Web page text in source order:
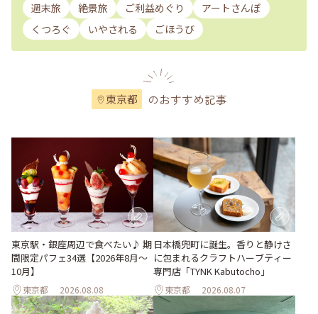
週末旅 絶景旅 ご利益めぐり
アートさんぽ
くつろぐ
いやされる ごほうび
東京都 のおすすめ記事
東京駅・銀座周辺で食べたい♪ 期
間限定パフェ34選【2026年8月～
10月】
東京都 2026.08.08
日本橋兜町に誕生。香りと静けさ
に包まれるクラフトハーブティー
専門店「TYNK Kabutocho」
東京都 2026.08.07